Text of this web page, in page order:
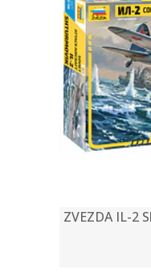
ZVEZDA IL-2